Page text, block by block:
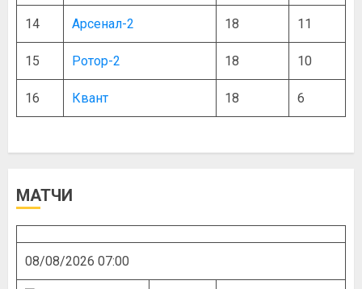
14 Арсенал-2 18 11
15 Ротор-2 18 10
16 Квант 18 6
МАТЧИ
08/08/2026 07:00